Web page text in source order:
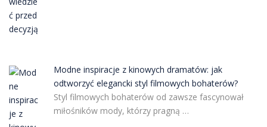
Modne inspiracje z kinowych dramatów: jak
odtworzyć elegancki styl filmowych bohaterów?
Styl filmowych bohaterów od zawsze fascynował
miłośników mody, którzy pragną …